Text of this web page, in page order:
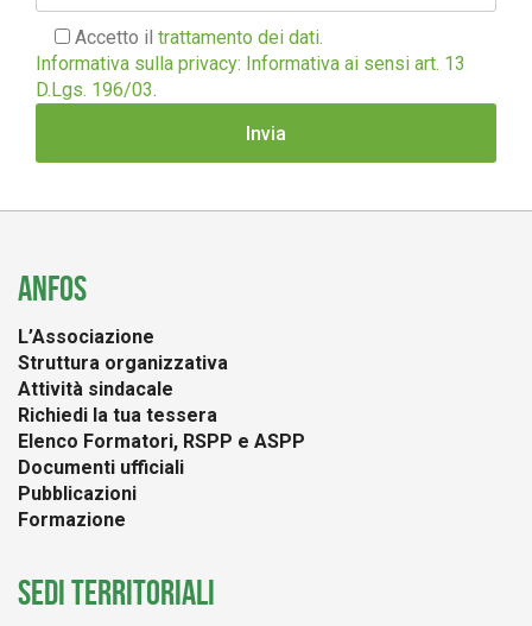
Accetto il trattamento dei dati.
Informativa sulla privacy: Informativa ai sensi art. 13
D.Lgs. 196/03.
ANFOS
L’Associazione
Struttura organizzativa
Attività sindacale
Richiedi la tua tessera
Elenco Formatori, RSPP e ASPP
Documenti ufficiali
Pubblicazioni
Formazione
SEDI TERRITORIALI